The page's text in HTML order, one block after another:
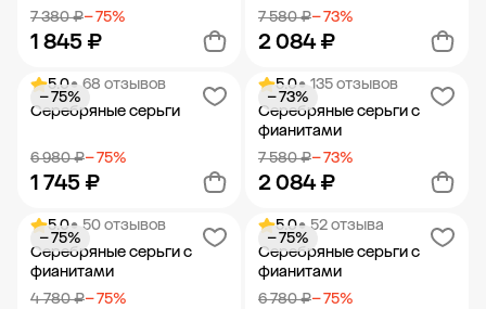
7 380 ₽− 75%
1 845 ₽
Добавить в корзину
7 580 ₽− 73%
2 084 ₽
Добавить в корзину
5.0• 68 отзывов
Серебряные серьги
6 980 ₽− 75%
1 745 ₽
− 75%
Добавить в корзину
5.0• 135 отзывов
Серебряные серьги с
фианитами
7 580 ₽− 73%
2 084 ₽
− 73%
Добавить в корзину
5.0• 50 отзывов
Серебряные серьги с
фианитами
4 780 ₽− 75%
− 75%
5.0• 52 отзыва
Серебряные серьги с
фианитами
6 780 ₽− 75%
− 75%